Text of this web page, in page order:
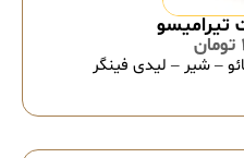
تومان
– شیر – لیدی فینگر